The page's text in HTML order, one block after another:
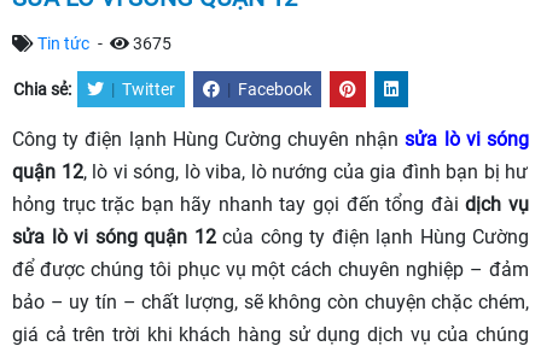
Tin tức - 3675
Chia sẻ: | Twitter | Facebook
Công ty điện lạnh Hùng Cường chuyên nhậnsửa lò vi sóng
quận 12, lò vi sóng, lò viba, lò nướng của gia đình bạn bị hư
hỏng trục trặc bạn hãy nhanh tay gọi đến tổng đàidịch vụ
sửa lò vi sóng quận 12của công ty điện lạnh Hùng Cường
để được chúng tôi phục vụ một cách chuyên nghiệp – đảm
bảo – uy tín – chất lượng, sẽ không còn chuyện chặc chém,
giá cả trên trời khi khách hàng sử dụng dịch vụ của chúng